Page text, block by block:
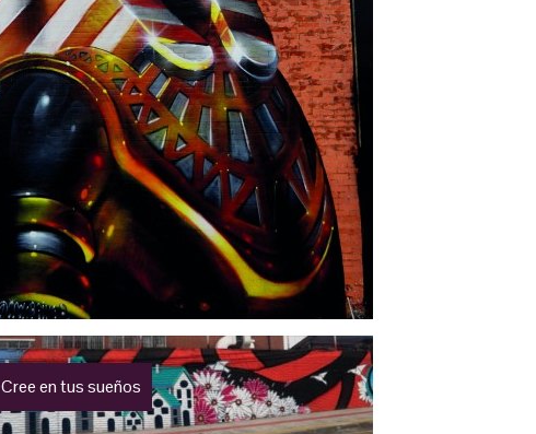
Cree en tus sueños